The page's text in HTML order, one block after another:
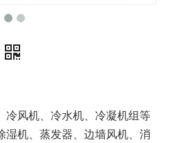
冷风机、冷水机、冷凝机组等
湿机、蒸发器、边墙风机、消